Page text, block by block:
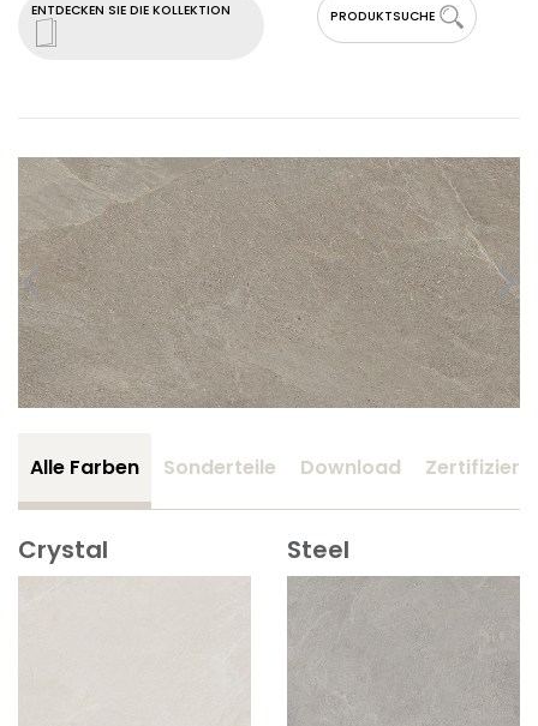
ENTDECKEN SIE DIE KOLLEKTION PRODUKTSUCHE
Alle Farben Sonderteile Download
Crystal Steel